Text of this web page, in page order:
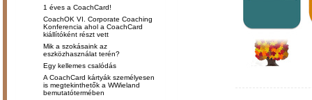
1 éves a CoachCard!
CoachOK VI. Corporate Coaching
Konferencia ahol a CoachCard
kiállítóként részt vett
Mik a szokásaink az
eszközhasználat terén?
Egy kellemes csalódás
A CoachCard kártyák személyesen
is megtekinthetők a WWieland
bemutatótermében